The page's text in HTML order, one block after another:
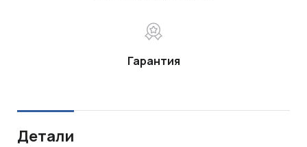
Гарантия
Детали